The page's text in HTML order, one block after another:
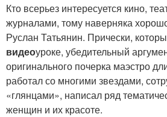
Кто всерьез интересуется кино,
журналами, тому наверняка
Руслан Татьянин. Прически,
видеоуроке, убедительный
оригинального почерка маэстро
работал со многими звездами,
«глянцами», написал ряд
женщин и их красоте.